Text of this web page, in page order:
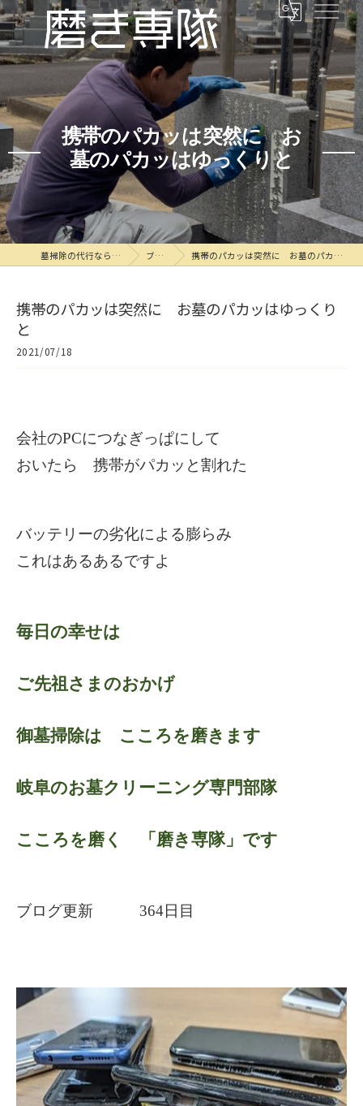
携帯のパカッは突然に お
墓のパカッはゆっくりと
墓掃除の代行なら磨き専隊 ブログ 携帯のパカッは突然に お墓のパカッはゆっくりと
携帯のパカッは突然に お墓のパカッはゆっくり
と
2021/07/18
会社のPCにつなぎっぱにして
おいたら 携帯がパカッと割れた
バッテリーの劣化による膨らみ
これはあるあるですよ
毎日の幸せは
ご先祖さまのおかげ
御墓掃除は こころを磨きます
岐阜のお墓クリーニング専門部隊
こころを磨く 「磨き専隊」です
ブログ更新 364日目